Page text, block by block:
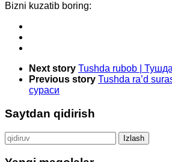
Bizni kuzatib boring:
Next story Tushda rubob |
Previous story Tushda ra’d
сураси
Saytdan qidirish
Qidirshish: